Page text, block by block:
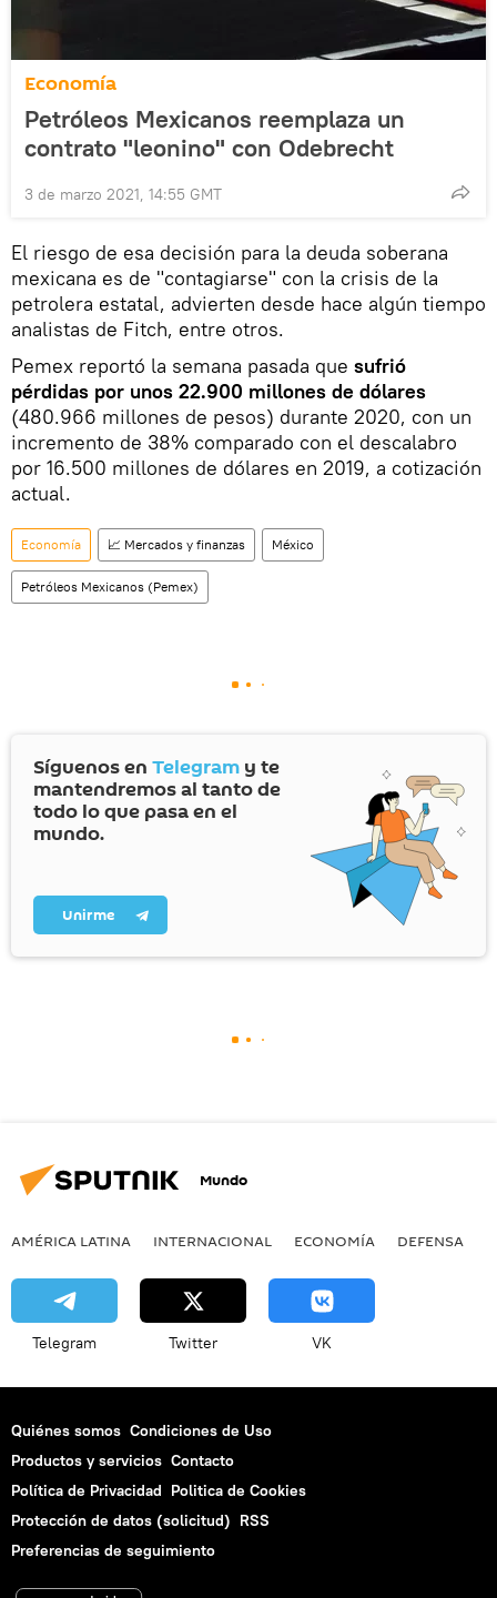
Economía
Petróleos Mexicanos reemplaza un
contrato "leonino" con Odebrecht
3 de marzo 2021, 14:55 GMT
El riesgo de esa decisión para la deuda soberana
mexicana es de "contagiarse" con la crisis de la
petrolera estatal, advierten desde hace algún tiempo
analistas de Fitch, entre otros.
Pemex reportó la semana pasada que sufrió
pérdidas por unos 22.900 millones de dólares
(480.966 millones de pesos) durante 2020, con un
incremento de 38% comparado con el descalabro
por 16.500 millones de dólares en 2019, a cotización
actual.
Economía 📈 Mercados y finanzas México
Petróleos Mexicanos (Pemex)
Síguenos en Telegram y te
mantendremos al tanto de
todo lo que pasa en el
mundo.
Unirme
Mundo
AMÉRICA LATINA INTERNACIONAL ECONOMÍA DEFENSA
Telegram Twitter VK
Quiénes somos Condiciones de Uso
Productos y servicios Contacto
Política de Privacidad Politica de Cookies
Protección de datos (solicitud) RSS
Preferencias de seguimiento